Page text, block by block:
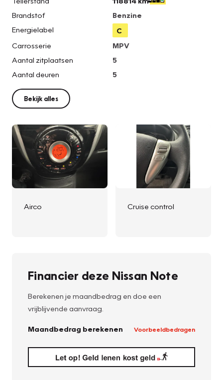
Brandstof
Benzine
Energielabel
C
Carrosserie
MPV
Aantal zitplaatsen
5
Aantal deuren
5
Bekijk alles
Airco Cruise control
Financier deze Nissan Note
Berekenen je maandbedrag en doe een
vrijblijvende aanvraag.
Maandbedrag berekenen Voorbeeldbedragen